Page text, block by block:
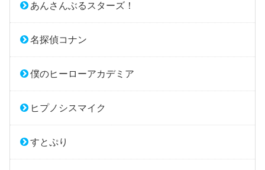
あんさんぶるスターズ！
名探偵コナン
僕のヒーローアカデミア
ヒプノシスマイク
すとぷり